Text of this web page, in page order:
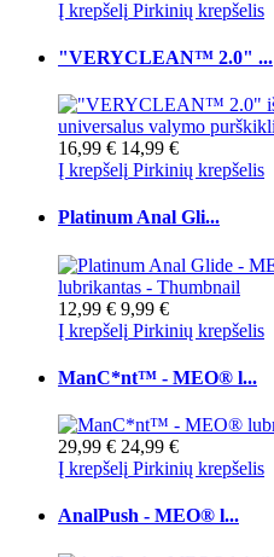
Į krepšelį Pirkinių krepšelis
"VERYCLEAN™ 2.0" ...
16,99 € 14,99 €
Į krepšelį Pirkinių krepšelis
Platinum Anal Gli...
12,99 € 9,99 €
Į krepšelį Pirkinių krepšelis
ManC*nt™ - MEO® l...
29,99 € 24,99 €
Į krepšelį Pirkinių krepšelis
AnalPush - MEO® l...